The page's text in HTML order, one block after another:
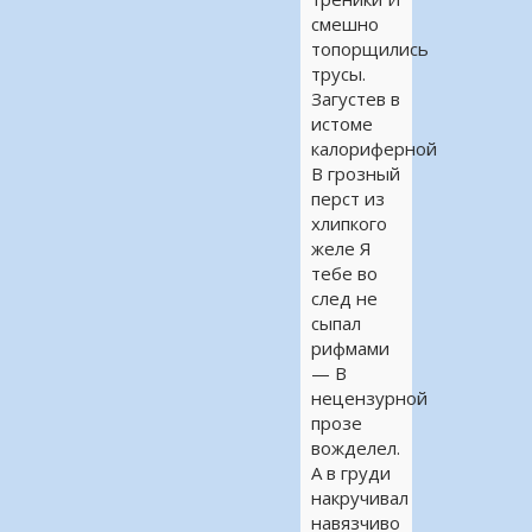
смешно
топорщились
трусы.
Загустев в
истоме
калориферной
В грозный
перст из
хлипкого
желе Я
тебе во
след не
сыпал
рифмами
— В
нецензурной
прозе
вожделел.
А в груди
накручивал
навязчиво